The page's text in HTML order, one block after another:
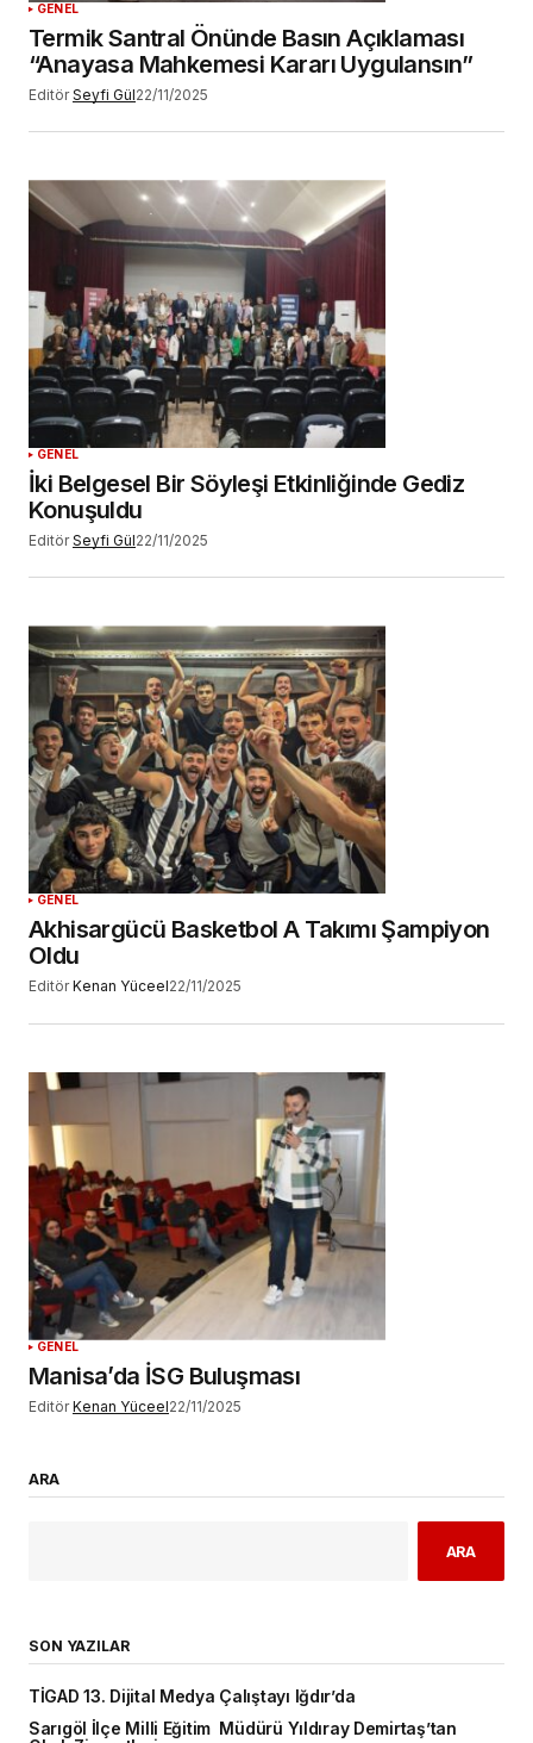
GENEL
Termik Santral Önünde Basın Açıklaması
“Anayasa Mahkemesi Kararı Uygulansın”
Editör Seyfi Gül22/11/2025
GENEL
İki Belgesel Bir Söyleşi Etkinliğinde Gediz
Konuşuldu
Editör Seyfi Gül22/11/2025
GENEL
Akhisargücü Basketbol A Takımı Şampiyon
Oldu
Editör Kenan Yüceel22/11/2025
GENEL
Manisa’da İSG Buluşması
Editör Kenan Yüceel22/11/2025
ARA
ARA
SON YAZILAR
TİGAD 13. Dijital Medya Çalıştayı Iğdır’da
Sarıgöl İlçe Milli Eğitim Müdürü Yıldıray Demirtaş’tan